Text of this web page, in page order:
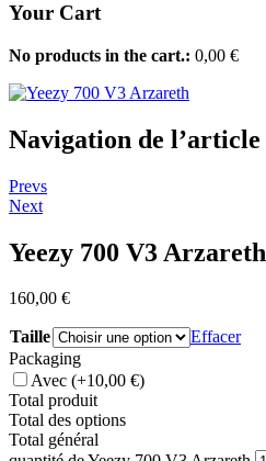
Your Cart
No products in the cart.: 0,00 €
Navigation de l’article
Prevs
Next
Yeezy 700 V3 Arzareth
160,00 €
Taille
Effacer
Packaging
Avec (+10,00 €)
Total produit
Total des options
Total général